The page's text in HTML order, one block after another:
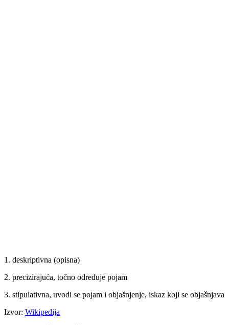
1. deskriptivna (opisna)
2. precizirajuća, točno određuje pojam
3. stipulativna, uvodi se pojam i objašnjenje, iskaz koji se objašnjava
Izvor: Wikipedija